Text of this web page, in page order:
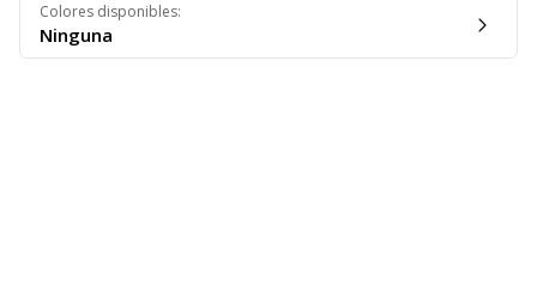
Colores disponibles:
Ninguna